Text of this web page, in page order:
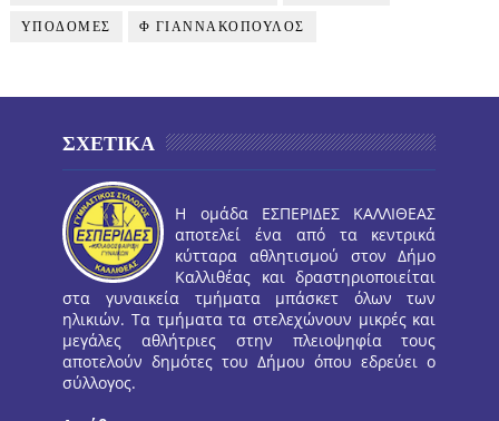
ΥΠΟΔΟΜΕΣ Φ ΓΙΑΝΝΑΚΟΠΟΥΛΟΣ
ΣΧΕΤΙΚΑ
Η ομάδα ΕΣΠΕΡΙΔΕΣ ΚΑΛΛΙΘΕΑΣ
αποτελεί ένα από τα κεντρικά
κύτταρα αθλητισμού στον Δήμο
Καλλιθέας και δραστηριοποιείται
στα γυναικεία τμήματα μπάσκετ όλων των
ηλικιών. Τα τμήματα τα στελεχώνουν μικρές και
μεγάλες αθλήτριες στην πλειοψηφία τους
αποτελούν δημότες του Δήμου όπου εδρεύει ο
σύλλογος.